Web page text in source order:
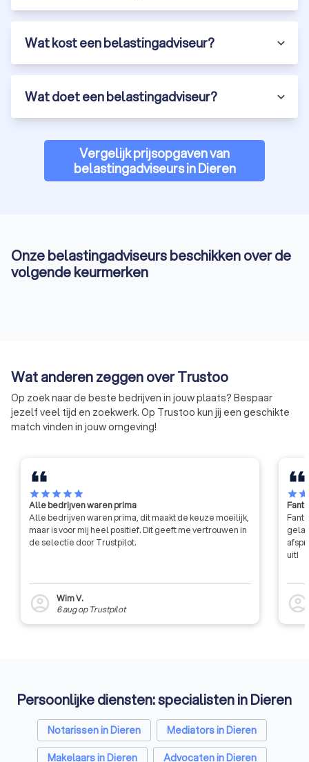
Wat kost een belastingadviseur?
Wat doet een belastingadviseur?
Vergelijk prijsopgaven van
belastingadviseurs in Dieren
Onze belastingadviseurs beschikken over de
volgende keurmerken
Wat anderen zeggen over Trustoo
Op zoek naar de beste bedrijven in jouw plaats? Bespaar
jezelf veel tijd en zoekwerk. Op Trustoo kun jij een geschikte
match vinden in jouw omgeving!
starstarstarstarstar
Alle bedrijven waren prima
Alle bedrijven waren prima, dit maakt de keuze moeilijk,
maar is voor mij heel positief. Dit geeft me vertrouwen in
de selectie door Trustpilot.
account_circle
Wim V.
6 augop Trustpilot
starstar
uit!
account_circle
Persoonlijke diensten: specialisten in Dieren
Notarissen in Dieren
Mediators in Dieren
Makelaars in Dieren
Advocaten in Dieren